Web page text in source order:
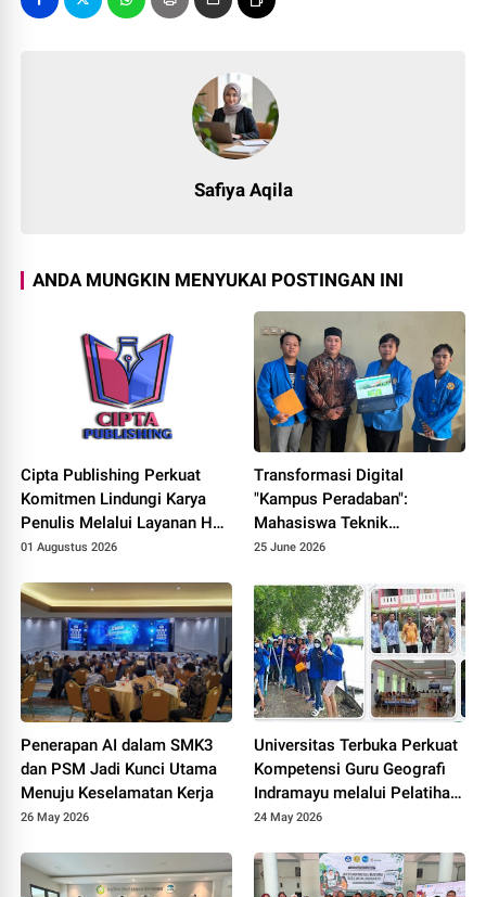
Safiya Aqila
ANDA MUNGKIN MENYUKAI POSTINGAN INI
Cipta Publishing Perkuat
Komitmen Lindungi Karya
Penulis Melalui Layanan Hak
Cipta
01 Augustus 2026
Transformasi Digital
"Kampus Peradaban":
Mahasiswa Teknik
Informatika UNPAM
Online Terintegrasi untuk
MAS Al-Hasaniyah
25 June 2026
Penerapan AI dalam SMK3
dan PSM Jadi Kunci Utama
Menuju Keselamatan Kerja
26 May 2026
Universitas Terbuka Perkuat
Kompetensi Guru Geografi
Indramayu melalui Pelatihan
Drone Mapping dan Analisis
24 May 2026